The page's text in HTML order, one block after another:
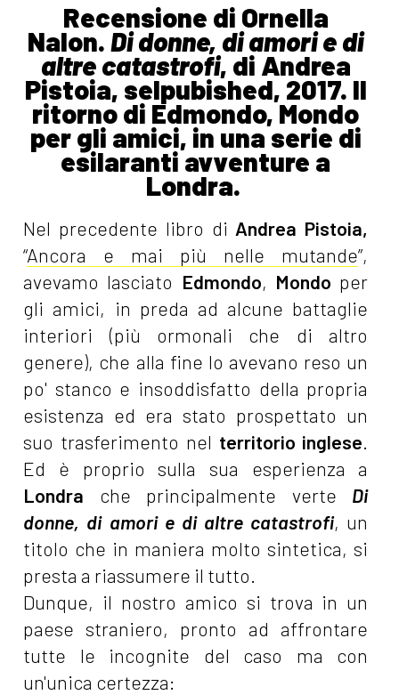
Recensione di Ornella
Nalon.Di donne, di amori e di
altre catastrofi, di Andrea
Pistoia, selpubished, 2017. Il
ritorno di Edmondo, Mondo
per gli amici, in una serie di
esilaranti avventure a
Londra.
Nel precedente libro di Andrea Pistoia,
“Ancora e mai più nelle mutande”,
avevamo lasciato Edmondo, Mondo per
gli amici, in preda ad alcune battaglie
interiori (più ormonali che di altro
genere), che alla fine lo avevano reso un
po' stanco e insoddisfatto della propria
esistenza ed era stato prospettato un
suo trasferimento nel territorio inglese.
Ed è proprio sulla sua esperienza a
Londra che principalmente verte Di
donne, di amori e di altre catastrofi, un
titolo che in maniera molto sintetica, si
presta a riassumere il tutto.
Dunque, il nostro amico si trova in un
paese straniero, pronto ad affrontare
tutte le incognite del caso ma con
un'unica certezza: